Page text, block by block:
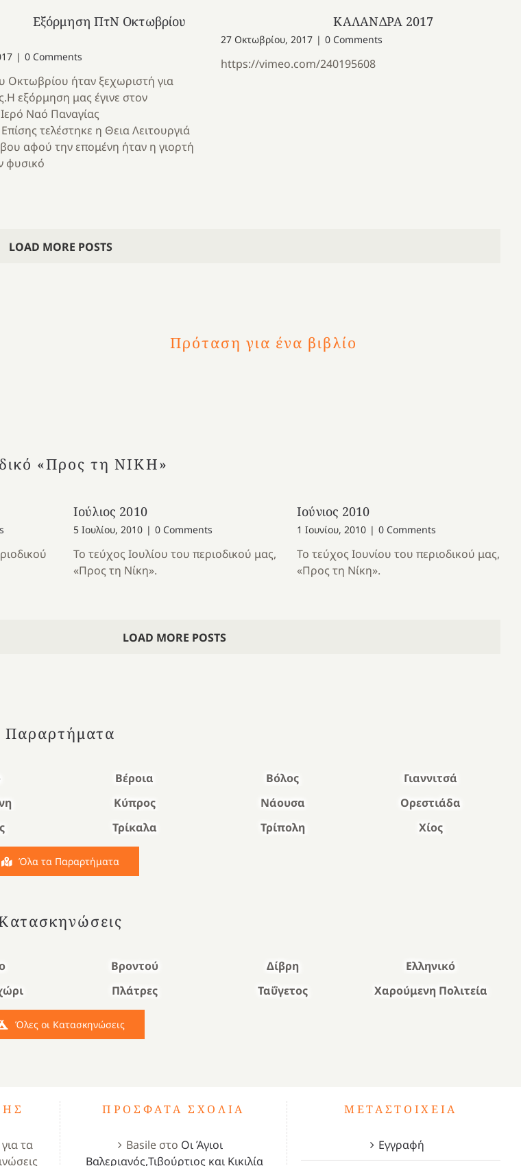
Εξόρμηση ΠτΝ Οκτωβρίου
| 0 Comments
Οκτωβρίου ήταν ξεχωριστή για
εξόρμηση μας έγινε στον
Ναό Παναγίας
τελέστηκε η Θεια Λειτουργιά
αφού την επομένη ήταν η γιορτή
φυσικό
ΚΑΛΑΝΔΡΑ 2017
27 Οκτωβρίου, 2017 | 0 Comments
https://vimeo.com/240195608
LOAD MORE POSTS
Πρόταση για ένα βιβλίο
ύλης
φωτιάς
1821
«Προς τη ΝΙΚΗ»
Ιούλιος 2010
5 Ιουλίου, 2010 | 0 Comments
Το τεύχος Ιουλίου του περιοδικού μας,
«Προς τη Νίκη».
Ιούνιος 2010
1 Ιουνίου, 2010 | 0 Comments
Το τεύχος Ιουνίου του περιοδικού μας,
«Προς τη Νίκη».
LOAD MORE POSTS
Παραρτήματα
Βέροια Βόλος
Γιαννιτσά
Κύπρος Νάουσα
Ορεστιάδα
Τρίκαλα Τρίπολη Χίος
Όλα τα Παραρτήματα
Βροντού Δίβρη
Ελληνικό
Πλάτρες Ταΰγετος Χαρούμενη Πολιτεία
Όλες οι Κατασκηνώσεις
τα
ΠΡΌΣΦΑΤΑ ΣΧΌΛΙΑ
Basileστο Οι Άγιοι
Βαλεριανός,Τιβούρτιος και Κικιλία
ΜΕΤΑΣΤΟΙΧΕΊΑ
Εγγραφή